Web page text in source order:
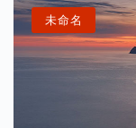
未命名